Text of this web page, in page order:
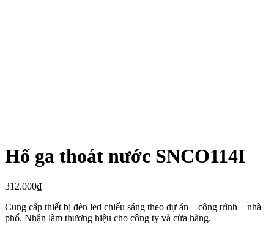
Hố ga thoát nước SNCO114I
312.000₫
Cung cấp thiết bị đèn led chiếu sáng theo dự án – công trình – nhà
phố. Nhận làm thương hiệu cho công ty và cửa hàng.